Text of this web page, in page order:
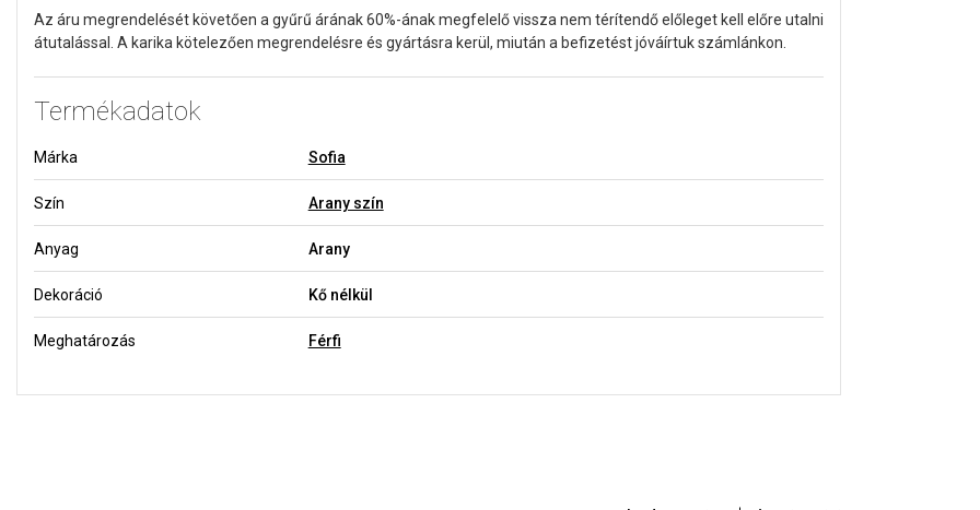
Az áru megrendelését követően a gyűrű árának 60%-ának megfelelő vissza nem térítendő előleget kell előre utalni
átutalással. A karika kötelezően megrendelésre és gyártásra kerül, miután a befizetést jóváírtuk számlánkon.
Termékadatok
Márka Sofia
Szín Arany szín
Anyag Arany
Dekoráció Kő nélkül
Meghatározás Férfi